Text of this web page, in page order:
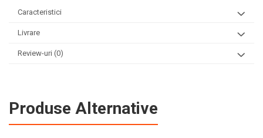
Caracteristici
Livrare
Review-uri (0)
Produse Alternative